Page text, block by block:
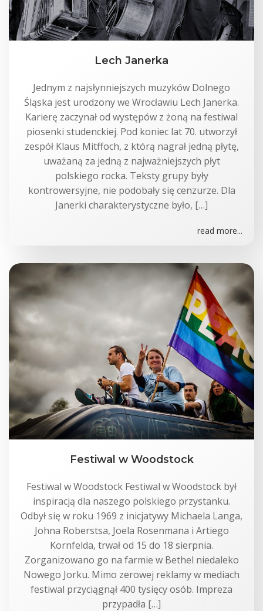
Lech Janerka
Jednym z najsłynniejszych muzyków Dolnego
Śląska jest urodzony we Wrocławiu Lech Janerka.
Karierę zaczynał od występów z żoną na festiwal
piosenki studenckiej. Pod koniec lat 70. utworzył
zespół Klaus Mitffoch, z którą nagrał jedną płytę,
uważaną za jedną z najważniejszych płyt
polskiego rocka. Teksty grupy były
kontrowersyjne, nie podobały się cenzurze. Dla
Janerki charakterystyczne było, […]
read more...
Festiwal w Woodstock
Festiwal w Woodstock Festiwal w Woodstock był
inspiracją dla naszego polskiego przystanku.
Odbył się w roku 1969 z inicjatywy Michaela Langa,
Johna Roberstsa, Joela Rosenmana i Artiego
Kornfelda, trwał od 15 do 18 sierpnia.
Zorganizowano go na farmie w Bethel niedaleko
Nowego Jorku. Mimo zerowej reklamy w mediach
festiwal przyciągnął 400 tysięcy osób. Impreza
przypadła […]